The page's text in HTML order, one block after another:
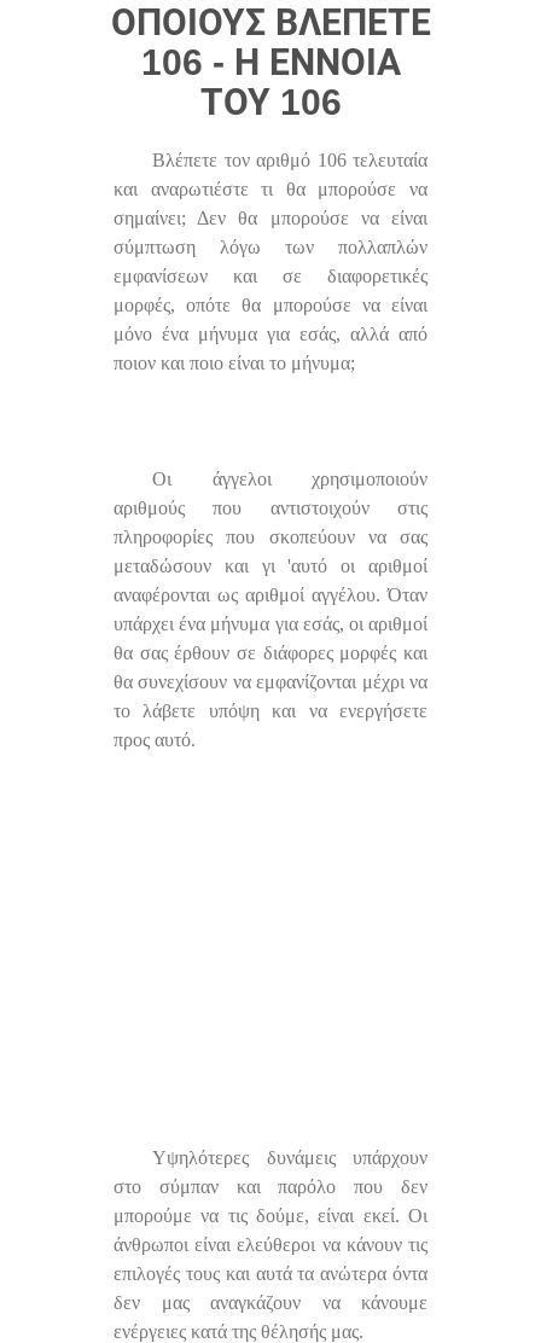
ΟΠΟΊΟΥΣ ΒΛΈΠΕΤΕ
106 - Η ΈΝΝΟΙΑ
ΤΟΥ 106
Βλέπετε τον αριθμό 106 τελευταία
και αναρωτιέστε τι θα μπορούσε να
σημαίνει; Δεν θα μπορούσε να είναι
σύμπτωση λόγω των πολλαπλών
εμφανίσεων και σε διαφορετικές
μορφές, οπότε θα μπορούσε να είναι
μόνο ένα μήνυμα για εσάς, αλλά από
ποιον και ποιο είναι το μήνυμα;
Οι άγγελοι χρησιμοποιούν
αριθμούς που αντιστοιχούν στις
πληροφορίες που σκοπεύουν να σας
μεταδώσουν και γι 'αυτό οι αριθμοί
αναφέρονται ως αριθμοί αγγέλου. Όταν
υπάρχει ένα μήνυμα για εσάς, οι αριθμοί
θα σας έρθουν σε διάφορες μορφές και
θα συνεχίσουν να εμφανίζονται μέχρι να
το λάβετε υπόψη και να ενεργήσετε
προς αυτό.
Υψηλότερες δυνάμεις υπάρχουν
στο σύμπαν και παρόλο που δεν
μπορούμε να τις δούμε, είναι εκεί. Οι
άνθρωποι είναι ελεύθεροι να κάνουν τις
επιλογές τους και αυτά τα ανώτερα όντα
δεν μας αναγκάζουν να κάνουμε
ενέργειες κατά της θέλησής μας.